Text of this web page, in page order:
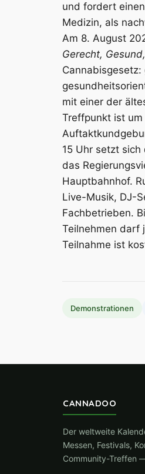
und fordert
Medizin, als
Am 8. August
Gerecht,
mit einer der
Treffpunkt ist
15 Uhr setzt
das
Hauptbahnhof.
Live-Musik, DJ-
Fachbetrieben.
Teilnehmen darf
Teilnahme ist
Demonstrationen
CANNADOO
Der weltweite
Messen, Festivals,
Community-Treffen